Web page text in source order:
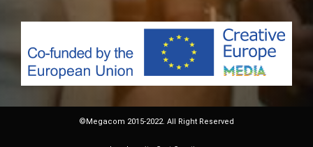
©Megacom 2015-2022. All Right Reserved